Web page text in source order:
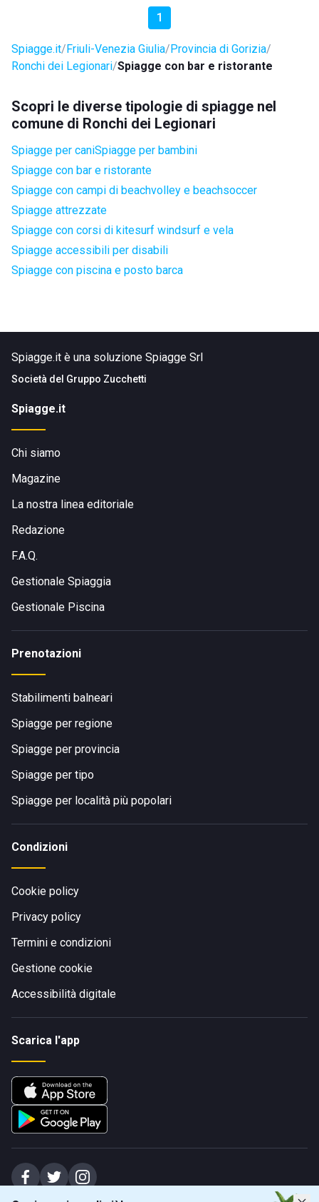
1
Spiagge.it Friuli-Venezia Giulia Provincia di Gorizia
Ronchi dei Legionari Spiagge con bar e ristorante
Scopri le diverse tipologie di spiagge nel
comune di Ronchi dei Legionari
Spiagge per caniSpiagge per bambini
Spiagge con bar e ristorante
Spiagge con campi di beachvolley e beachsoccer
Spiagge attrezzate
Spiagge con corsi di kitesurf windsurf e vela
Spiagge accessibili per disabili
Spiagge con piscina e posto barca
Spiagge.it è una soluzione Spiagge Srl
Società del Gruppo Zucchetti
Spiagge.it
Chi siamo
Magazine
La nostra linea editoriale
Redazione
F.A.Q.
Gestionale Spiaggia
Gestionale Piscina
Prenotazioni
Stabilimenti balneari
Spiagge per regione
Spiagge per provincia
Spiagge per tipo
Spiagge per località più popolari
Condizioni
Cookie policy
Privacy policy
Termini e condizioni
Gestione cookie
Accessibilità digitale
Scarica l'app